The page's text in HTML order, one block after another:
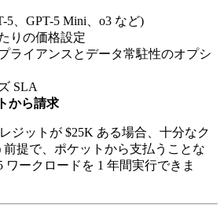
5、GPT-5 Mini、o3 など)
りの価格設定
ライアンスとデータ常駐性のオプシ
SLA
から請求
レジットが $25K ある場合、十分なク
提で、ポケットから支払うことな
ワークロードを 1 年間実行できま